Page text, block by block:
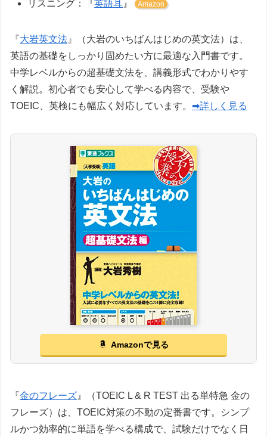
リスニング：『英語耳 』 Amazon
『大岩英文法 』（大岩のいちばんはじめの英文法）は、
英語の基礎をしっかり固めたい方に最適な入門書です。
中学レベルからの超基礎文法を、講義形式でわかりやす
く解説。初心者でも安心して学べる内容で、受験や
TOEIC、英検にも幅広く対応しています。 ➡詳しく見る
Amazonで見る
『金のフレーズ 』（TOEIC L & R TEST 出る単特急 金の
フレーズ）は、TOEIC対策の不動の定番書です。シンプ
ルかつ効率的に単語を学べる構成で、試験だけでなく日